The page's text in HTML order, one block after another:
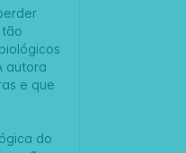
autora
e que
do